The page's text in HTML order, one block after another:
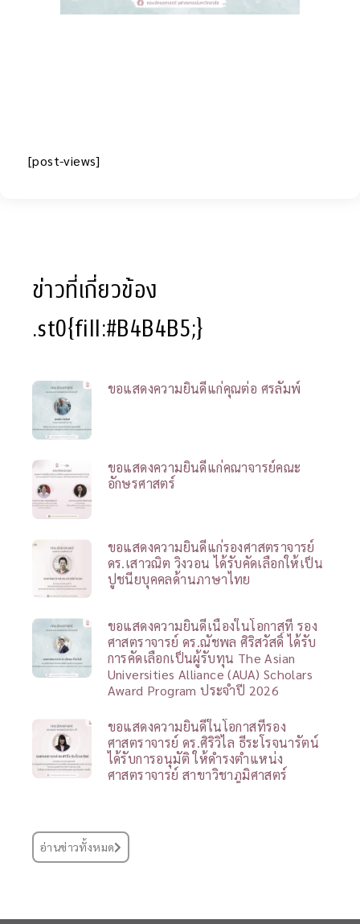
[post-views]
ข่าวที่เกี่ยวข้อง
.st0{fill:#B4B4B5;}
ขอแสดงความยินดีแก่คุณต่อ ศรลัมพ์
ขอแสดงความยินดีแก่คณาจารย์คณะ
อักษรศาสตร์
ขอแสดงความยินดีแก่รองศาสตราจารย์
ดร.เสาวณิต วิงวอน ได้รับคัดเลือกให้เป็น
ปูชนียบุคคลด้านภาษาไทย
ขอแสดงความยินดีเนื่องในโอกาสที่ รอง
ศาสตราจารย์ ดร.ณัชพล ศิริสวัสดิ์ ได้รับ
การคัดเลือกเป็นผู้รับทุน The Asian
Universities Alliance (AUA) Scholars
Award Program ประจำปี 2026
ขอแสดงความยินดีในโอกาสที่รอง
ศาสตราจารย์ ดร.ศิริวิไล ธีระโรจนารัตน์
ได้รับการอนุมัติ ให้ดำรงตำแหน่ง
ศาสตราจารย์ สาขาวิชาภูมิศาสตร์
อ่านข่าวทั้งหมด